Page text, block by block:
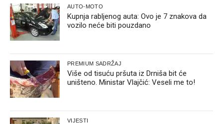
AUTO-MOTO
Kupnja rabljenog auta: Ovo je 7 znakova da
vozilo neće biti pouzdano
PREMIUM SADRŽAJ
Više od tisuću pršuta iz Drniša bit će
uništeno. Ministar Vlajčić: Veseli me to!
VIJESTI